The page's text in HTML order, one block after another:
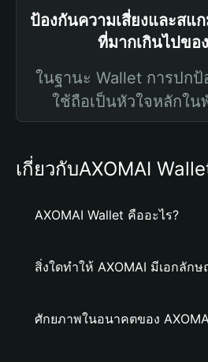
ป้องกันความเสี่ยงและสแ
ที่มากเกินไปขอ
ในฐานะ Wallet การปก
ใช้ถือเป็นหัวใจหลักใน
เกี่ยวกับAXOMAI
AXOMAI Wallet คืออะไร?
สิ่งใดทำให้ AXOMAI มีเอกลัก
ศักยภาพในอนาคตของ